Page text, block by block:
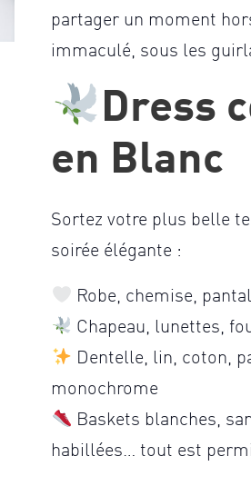
partager un moment
immaculé, sous les
Dress
en Blanc
Sortez votre plus belle
soirée élégante :
Robe, chemise,
Chapeau, lunettes,
Dentelle, lin, coton,
monochrome
Baskets blanches,
habillées… tout est